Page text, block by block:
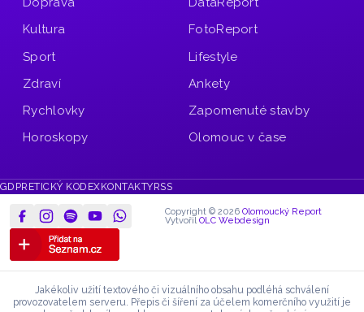
Kultura
Sport
Zdraví
Rychlovky
Horoskopy
FotoReport
Lifestyle
Ankety
Zapomenuté stavby
Olomouc v čase
GDPR ETICKÝ KODEXKONTAKTYRSS
Copyright © 2026 Olomoucký Report
Vytvořil OLC Webdesign
Jakékoliv užití textového či vizuálního obsahu podléhá schválení
provozovatelem serveru. Přepis či šíření za účelem komerčního využití je